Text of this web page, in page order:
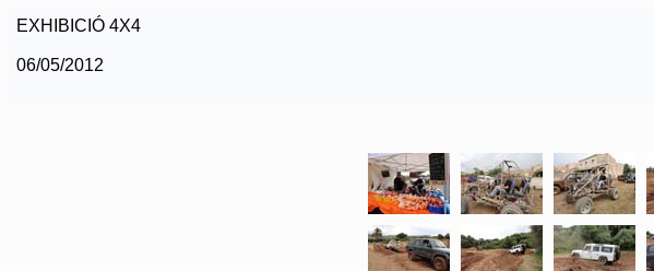
EXHIBICIÓ 4X4
06/05/2012